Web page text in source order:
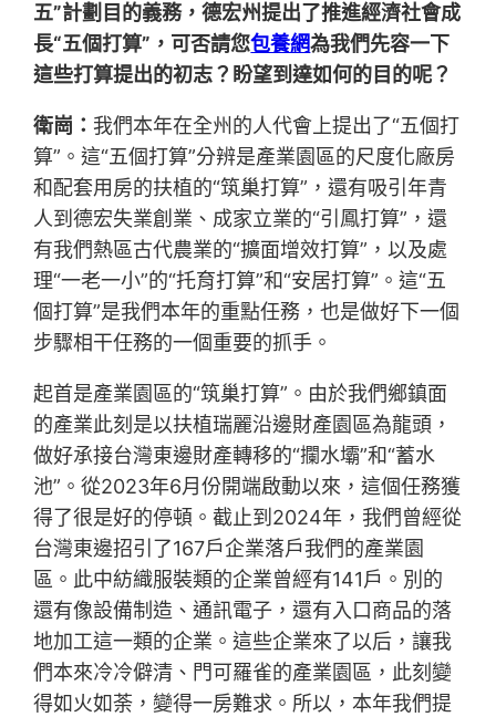
五”計劃目的義務，德宏州提出了推進經濟社會成
長“五個打算”，可否請您包養網為我們先容一下
這些打算提出的初志？盼望到達如何的目的呢？
衛崗： 我們本年在全州的人代會上提出了“五個打
算”。這“五個打算”分辨是產業園區的尺度化廠房
和配套用房的扶植的“筑巢打算”，還有吸引年青
人到德宏失業創業、成家立業的“引鳳打算”，還
有我們熱區古代農業的“擴面增效打算”，以及處
理“一老一小”的“托育打算”和“安居打算”。這“五
個打算”是我們本年的重點任務，也是做好下一個
步驟相干任務的一個重要的抓手。
起首是產業園區的“筑巢打算”。由於我們鄉鎮面
的產業此刻是以扶植瑞麗沿邊財產園區為龍頭，
做好承接台灣東邊財產轉移的“攔水壩”和“蓄水
池”。從2023年6月份開端啟動以來，這個任務獲
得了很是好的停頓。截止到2024年，我們曾經從
台灣東邊招引了167戶企業落戶我們的產業園
區。此中紡織服裝類的企業曾經有141戶。別的
還有像設備制造、通訊電子，還有入口商品的落
地加工這一類的企業。這些企業來了以后，讓我
們本來冷冷僻清、門可羅雀的產業園區，此刻變
得如火如荼，變得一房難求。所以，本年我們提